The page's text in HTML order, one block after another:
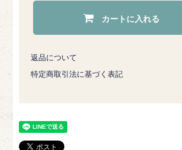
カートに入れる
返品について
特定商取引法に基づく表記